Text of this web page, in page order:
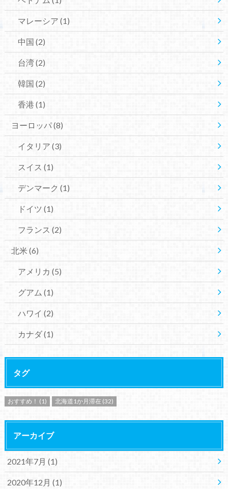
マレーシア (1)
中国 (2)
台湾(2)
韓国 (2)
香港 (1)
ヨーロッパ(8)
イタリア (3)
スイス (1)
デンマーク (1)
ドイツ (1)
フランス (2)
北米(6)
アメリカ (5)
グアム (1)
ハワイ (2)
カナダ(1)
タグ
おすすめ！ (1) 北海道1か月滞在 (32)
アーカイブ
2021年7月 (1)
2020年12月 (1)